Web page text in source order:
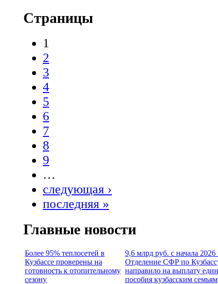
Страницы
1
2
3
4
5
6
7
8
9
…
следующая ›
последняя »
Главные новости
Более 95% теплосетей в
Кузбассе проверены на
готовность к отопительному
сезону
9,6 млрд руб. с начала 2026
Отделение СФР по
направило на выплату
пособия кузбасским семьям